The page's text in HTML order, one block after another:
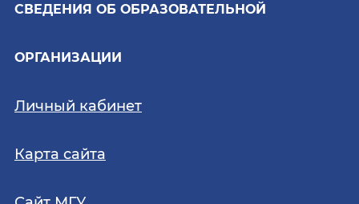
СВЕДЕНИЯ ОБ ОБРАЗОВАТЕЛЬНОЙ
ОРГАНИЗАЦИИ
Личный кабинет
Карта сайта